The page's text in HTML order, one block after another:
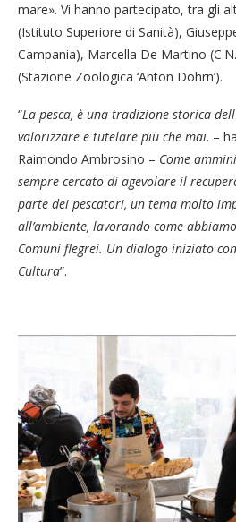
mare». Vi hanno partecipato, tra gli
(Istituto Superiore di Sanità),
Campania), Marcella De Martino
(Stazione Zoologica ‘Anton Dohrn’).
“La pesca, è una tradizione storica
valorizzare e tutelare più che mai. –
Raimondo Ambrosino – Come
sempre cercato di agevolare il
parte dei pescatori, un tema molto
all’ambiente, lavorando come
Comuni flegrei. Un dialogo iniziato
Cultura”.